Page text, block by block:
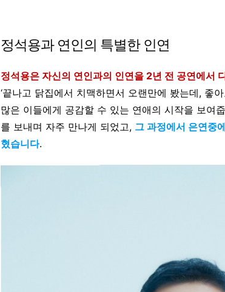
정석용과 연인의 특별한 인연
정석용은 자신의 연인과의 인연을 2년 전 공연에서
‘끝나고 닭집에서 치맥하면서 오랜만에 봤는데, 좋
많은 이들에게 공감할 수 있는 연애의 시작을 보여
를 보내며 자주 만나게 되었고, 그 과정에서 은연중
혔습니다.